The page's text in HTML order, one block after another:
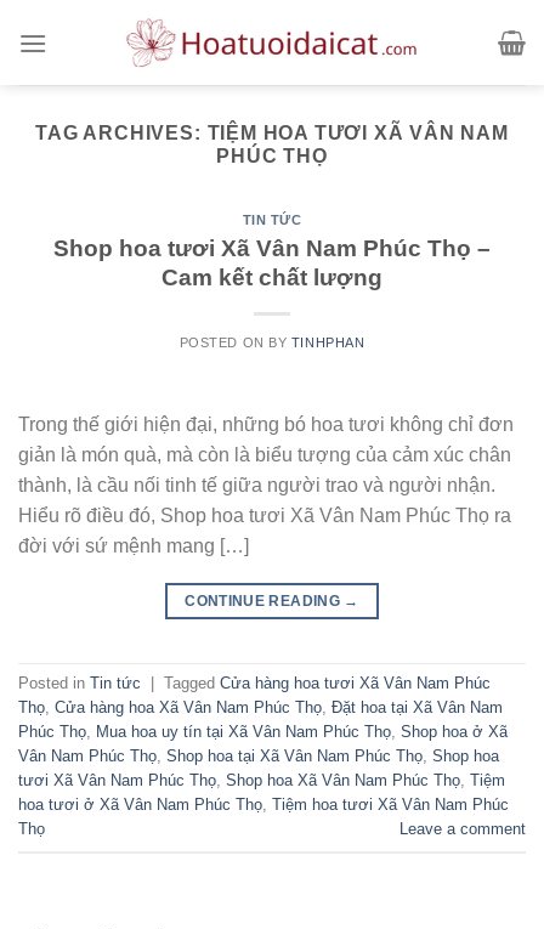
TAG ARCHIVES: TIỆM HOA TƯƠI XÃ VÂN NAM
PHÚC THỌ
TIN TỨC
Shop hoa tươi Xã Vân Nam Phúc Thọ –
Cam kết chất lượng
POSTED ON BY TINHPHAN
Trong thế giới hiện đại, những bó hoa tươi không chỉ đơn
giản là món quà, mà còn là biểu tượng của cảm xúc chân
thành, là cầu nối tinh tế giữa người trao và người nhận.
Hiểu rõ điều đó, Shop hoa tươi Xã Vân Nam Phúc Thọ ra
đời với sứ mệnh mang […]
CONTINUE READING →
Posted in Tin tức Tagged Cửa hàng hoa tươi Xã Vân Nam Phúc
Thọ Cửa hàng hoa Xã Vân Nam Phúc Thọ Đặt hoa tại Xã Vân Nam
Phúc Thọ
Mua hoa uy tín tại Xã Vân Nam Phúc Thọ Shop hoa ở Xã
Vân Nam Phúc Thọ Shop hoa tại Xã Vân Nam Phúc Thọ Shop hoa
tươi Xã Vân Nam Phúc Thọ Shop hoa Xã Vân Nam Phúc Thọ Tiệm
hoa tươi ở Xã Vân Nam Phúc Thọ Tiệm hoa tươi Xã Vân Nam Phúc
Thọ
Leave a comment